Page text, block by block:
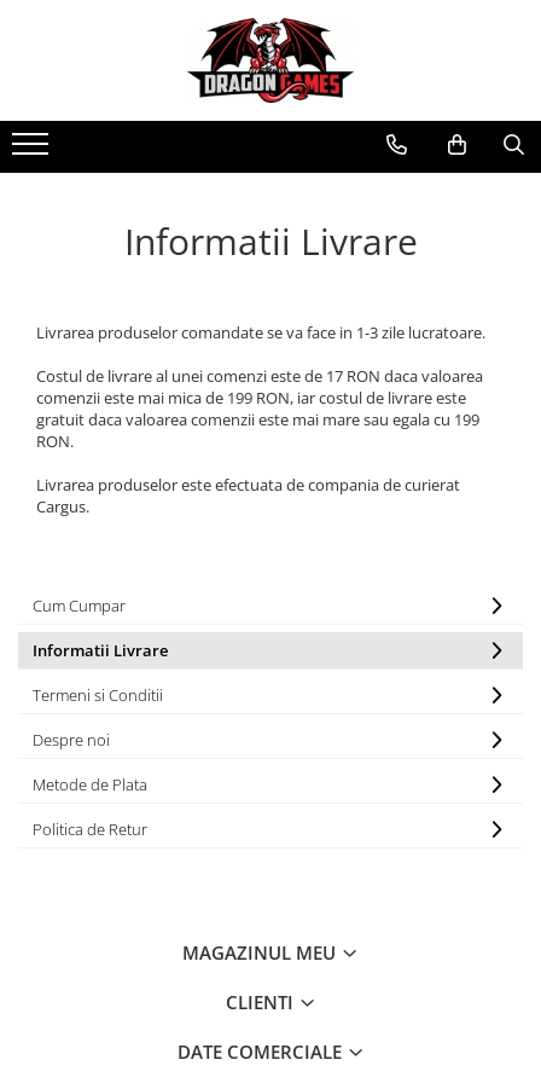
Informatii Livrare
Livrarea produselor comandate se va face in 1-3 zile lucratoare.
Costul de livrare al unei comenzi este de 17 RON daca valoarea
comenzii este mai mica de 199 RON, iar costul de livrare este
gratuit daca valoarea comenzii este mai mare sau egala cu 199
RON.
Livrarea produselor este efectuata de compania de curierat
Cargus.
Cum Cumpar
Informatii Livrare
Termeni si Conditii
Despre noi
Metode de Plata
Politica de Retur
MAGAZINUL MEU
CLIENTI
DATE COMERCIALE